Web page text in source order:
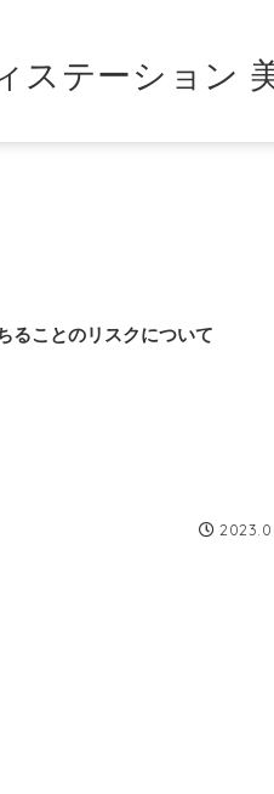
ステーション
ることのリスクについて